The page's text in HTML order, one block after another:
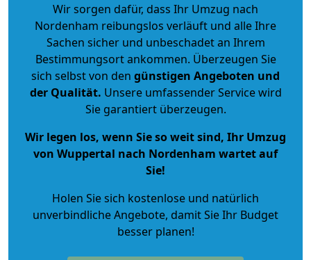
Wir sorgen dafür, dass Ihr Umzug nach
Nordenham reibungslos verläuft und alle Ihre
Sachen sicher und unbeschadet an Ihrem
Bestimmungsort ankommen. Überzeugen Sie
sich selbst von den günstigen Angeboten und
der Qualität. Unsere umfassender Service wird
Sie garantiert überzeugen.
Wir legen los, wenn Sie so weit sind, Ihr Umzug
von Wuppertal nach Nordenham wartet auf
Sie!
Holen Sie sich kostenlose und natürlich
unverbindliche Angebote, damit Sie Ihr Budget
besser planen!